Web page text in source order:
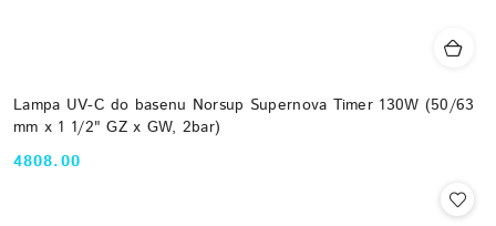
Lampa UV-C do basenu Norsup Supernova Timer 130W (50/63
mm x 1 1/2" GZ x GW, 2bar)
Cena:
4808.00